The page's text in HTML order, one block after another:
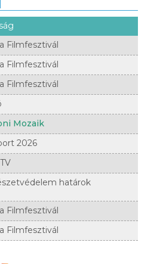
Filmfesztivál
Filmfesztivál
Filmfesztivál
Mozaik
2026
határok
Filmfesztivál
Filmfesztivál